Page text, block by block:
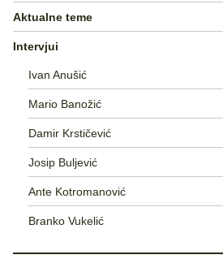
Aktualne teme
Intervjui
Ivan Anušić
Mario Banožić
Damir Krstičević
Josip Buljević
Ante Kotromanović
Branko Vukelić